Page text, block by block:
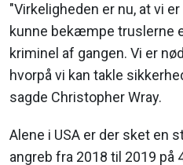
"Virkeligheden er nu, at vi
kunne bekæmpe truslerne
kriminel af gangen. Vi er
hvorpå vi kan takle
sagde Christopher Wray.
Alene i USA er der sket en
angreb fra 2018 til 2019 på